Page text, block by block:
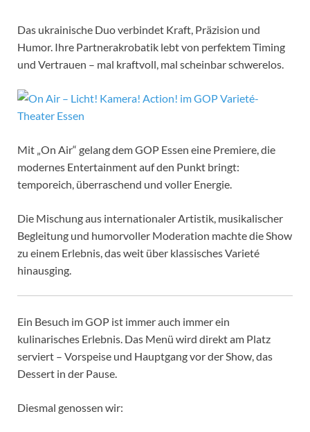
Das ukrainische Duo verbindet Kraft, Präzision und
Humor. Ihre Partnerakrobatik lebt von perfektem Timing
und Vertrauen – mal kraftvoll, mal scheinbar schwerelos.
Mit „On Air“ gelang dem GOP Essen eine Premiere, die
modernes Entertainment auf den Punkt bringt:
temporeich, überraschend und voller Energie.
Die Mischung aus internationaler Artistik, musikalischer
Begleitung und humorvoller Moderation machte die Show
zu einem Erlebnis, das weit über klassisches Varieté
hinausging.
Ein Besuch im GOP ist immer auch immer ein
kulinarisches Erlebnis. Das Menü wird direkt am Platz
serviert – Vorspeise und Hauptgang vor der Show, das
Dessert in der Pause.
Diesmal genossen wir: